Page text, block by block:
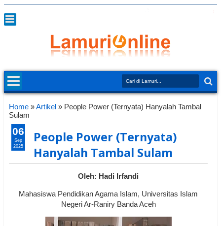
Home »Artikel » People Power (Ternyata) Hanyalah Tambal
Sulam
People Power (Ternyata)
Hanyalah Tambal Sulam
Oleh: Hadi Irfandi
Mahasiswa Pendidikan Agama Islam, Universitas Islam
Negeri Ar-Raniry Banda Aceh
06
Sep
2025